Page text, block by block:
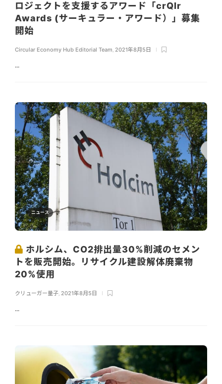
ロジェクトを支援するアワード「crQlr
Awards (サーキュラー・アワード）」募集
開始
Circular Economy Hub Editorial Team, 2021年8月5日
...
ニュース
ホルシム、CO2排出量30%削減のセメン
トを販売開始。リサイクル建設解体廃棄物
20%使用
クリューガー量子 2021年8月5日
...